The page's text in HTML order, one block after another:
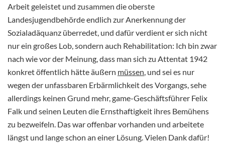
Arbeit geleistet und zusammen die oberste
Landesjugendbehörde endlich zur Anerkennung der
Sozialadäquanz überredet, und dafür verdient er sich nicht
nur ein großes Lob, sondern auch Rehabilitation: Ich bin zwar
nach wie vor der Meinung, dass man sich zu Attentat 1942
konkret öffentlich hätte äußern müssen , und sei es nur
wegen der unfassbaren Erbärmlichkeit des Vorgangs, sehe
allerdings keinen Grund mehr, game-Geschäftsführer Felix
Falk und seinen Leuten die Ernsthaftigkeit ihres Bemühens
zu bezweifeln. Das war offenbar vorhanden und arbeitete
längst und lange schon an einer Lösung. Vielen Dank dafür!